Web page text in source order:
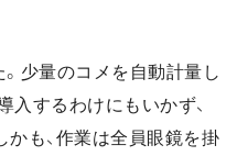
。少量のコメを自動計量し
入するわけにもいかず、
も、作業は全員眼鏡を掛